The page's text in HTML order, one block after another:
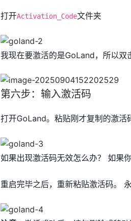
打开Activation_Code文件夹
我现在要激活的是GoLand，所以双
第六步：输入激活码
打开GoLand。粘贴刚才复制的激活
如果出现激活码无效怎么办？ 如果
重启完毕之后，重新粘贴激活码。